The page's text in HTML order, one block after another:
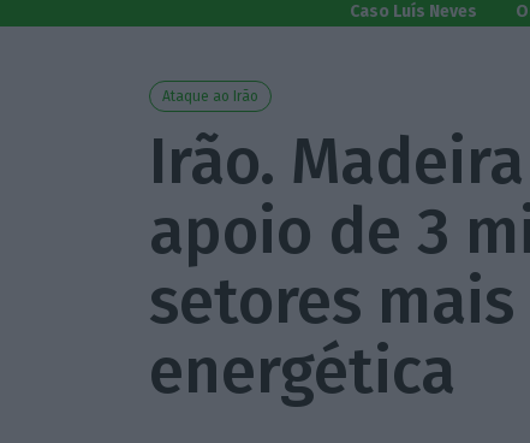
Caso Luís Neves
Ataque ao Irão
Irão.
apoio de 3
setores
energética